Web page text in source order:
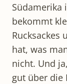
Südamerika
bekommt
Rucksackes
hat, was
nicht. Und
gut über die